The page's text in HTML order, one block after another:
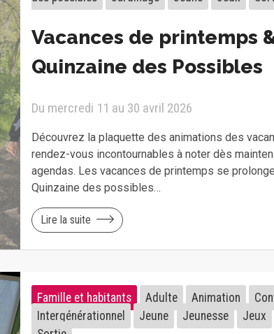
Vacances de printemps
Quinzaine des Possibles
Du mercredi 11 au 30 avril 2026
Découvrez la plaquette des animations des
rendez-vous incontournables à noter dès
agendas. Les vacances de printemps se
Quinzaine des possibles…
Lire la suite
Famille et habitants Adulte Animation
Intergénérationnel
Jeune Jeunesse Jeux